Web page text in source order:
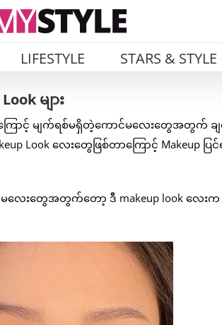
LIFESTYLE STARS & STYLE
များ
ြောင့် မျက်ရစ်မရှိတဲ့ကောင်မလေးတွေအတွက် ခ
Look လေးတွေဖြစ်တာကြောင့် Makeup ပြ
လေးတွေအတွက်တော့ ဒီ makeup look လေးက